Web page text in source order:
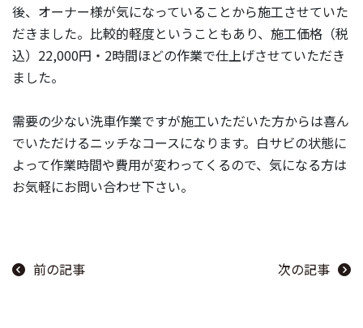
後、オーナー様が気になっていることから施工させていた
だきました。比較的軽度ということもあり、施工価格（税
込）22,000円・2時間ほどの作業で仕上げさせていただき
ました。
需要の少ない洗車作業ですが施工いただいた方からは喜ん
でいただけるニッチなコースになります。白サビの状態に
よって作業時間や費用が変わってくるので、気になる方は
お気軽にお問い合わせ下さい。
前の記事 次の記事